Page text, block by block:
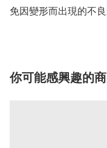
免因變形而出現的不良
你可能感興趣的